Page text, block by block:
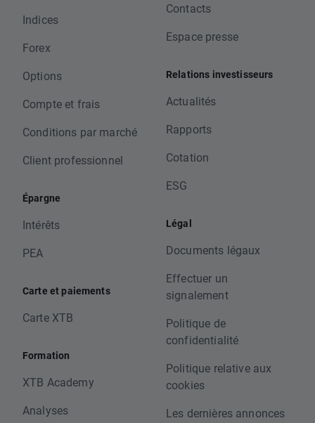
Indices
Forex
Options
Compte et frais
Conditions par marché
Client professionnel
Épargne
Intérêts
PEA
Carte et paiements
Carte XTB
Formation
XTB Academy
Analyses
Contacts
Espace presse
Relations investisseurs
Actualités
Rapports
Cotation
ESG
Légal
Documents légaux
Effectuer un
signalement
Politique de
confidentialité
Politique relative aux
cookies
Les dernières annonces